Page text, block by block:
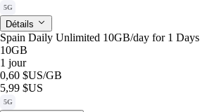
5G
Détails
Spain Daily Unlimited 10GB/day for 1 Days
10GB
1 jour
0,60 $US/GB
5,99 $US
5G